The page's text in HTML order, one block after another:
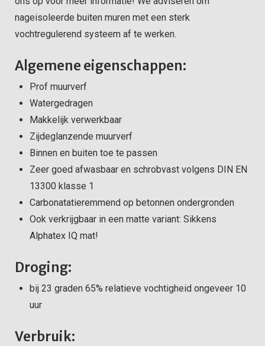
nageisoleerde buiten muren met een sterk
vochtregulerend systeem af te werken.
Algemene eigenschappen:
Prof muurverf
Watergedragen
Makkelijk verwerkbaar
Zijdeglanzende muurverf
Binnen en buiten toe te passen
Zeer goed afwasbaar en schrobvast volgens DIN EN
13300 klasse 1
Carbonatatieremmend op betonnen ondergronden
Ook verkrijgbaar in een matte variant: Sikkens
Alphatex IQ mat!
Droging:
bij 23 graden 65% relatieve vochtigheid ongeveer 10
uur
Verbruik: